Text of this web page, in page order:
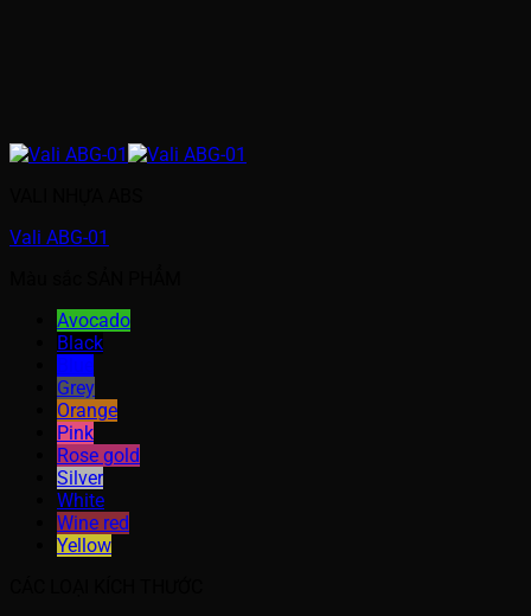
Vali ABG-01
Avocado
Black
Grey
Orange
Pink
Rose gold
Silver
White
Wine red
Yellow